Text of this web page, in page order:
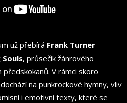
už přebírá Frank Turner
Souls, průsečík žánrového
předskokanů. V rámci skoro
na punkrockové hymny, vliv
i emotivní texty, které se